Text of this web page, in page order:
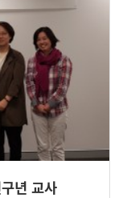
년 교사